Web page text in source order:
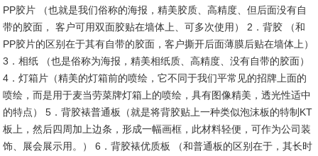
1 2 4 5 6
PP胶片 （也就是我们俗称的海报，精美胶质、高精度、但后面没有自
带的胶面， 客户可用双面胶贴在墙体上、可多次使用） 2．背胶 （和
PP胶片的区别在于其有自带的胶面，客户撕开后面薄膜后贴在墙体上）
3．相纸 （也是俗称为海报，精美相纸质、高精度、没有自带的胶面）
4．灯箱片（精美的灯箱前的喷绘，它不同于我们平常见的招牌上面的
喷绘，而是用于麦当劳菜牌灯箱上的喷绘，具有图像精美，透光性适中
的特点） 5．背胶裱普通板（就是将背胶贴上一种类似泡沫板的特制KT
板上，然后四周加上边条，形成一幅画框，此材料轻便，可作为公司装
饰、展会展示用。） 6．背胶裱优质板 （和普通板的区别在于，其长时